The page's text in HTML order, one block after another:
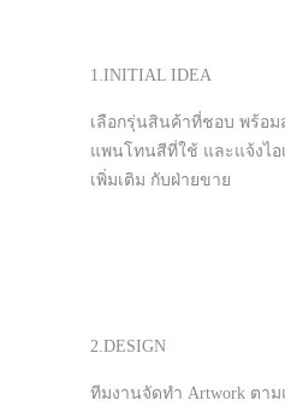
1.INITIAL IDEA
เลือกรุ่นสินค้าที่ชอบ พร้อม
แพนโทนสีที่ใช้ และแจ้งไอ
เพิ่มเติม กับฝ่ายขาย
2.DESIGN
ทีมงานจัดทำ Artwork ตา